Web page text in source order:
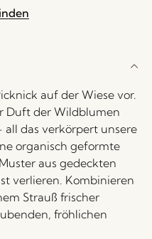
auf der Wiese vor.
Duft der Wildblumen
all das verkörpert unsere
organisch geformte
aus gedeckten
verlieren. Kombinieren
Strauß frischer
fröhlichen